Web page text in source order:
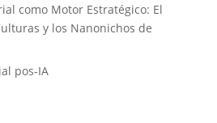
como Motor Estratégico: El
y los Nanonichos de
pos-IA